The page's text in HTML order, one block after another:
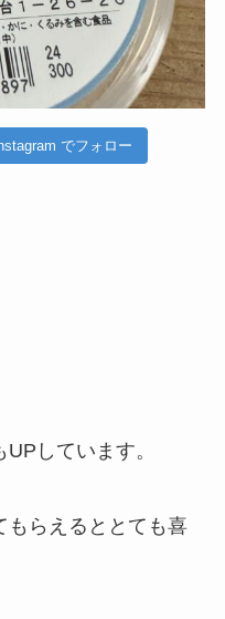
でフォロー
しています。
もらえるととても喜